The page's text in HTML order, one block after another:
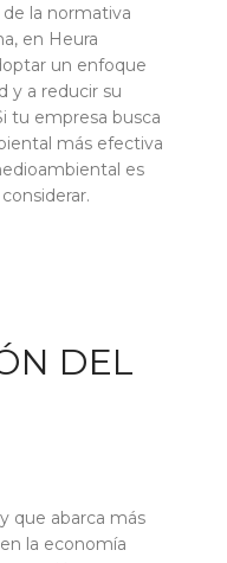
la normativa
en Heura
un enfoque
y a reducir su
tu empresa busca
más efectiva
es
DEL
que abarca más
la economía